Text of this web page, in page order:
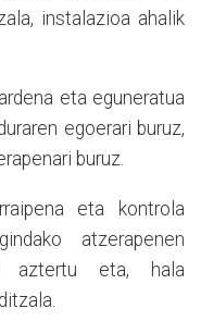
instalazioa ahalik
eta eguneratua
egoerari buruz,
buruz.
eta kontrola
atzerapenen
aztertu eta, hala